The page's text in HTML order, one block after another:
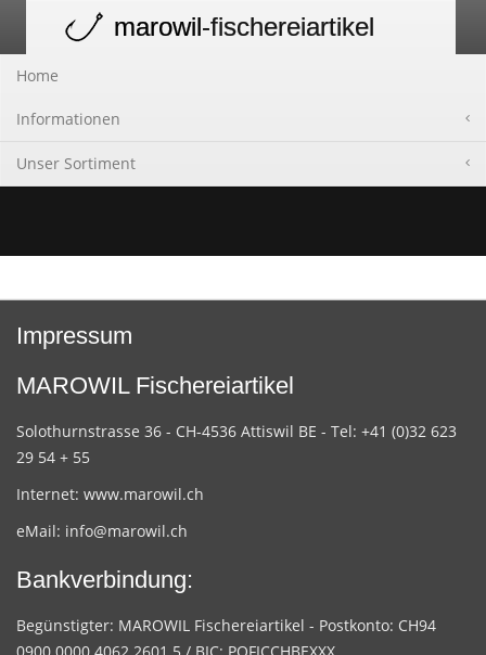
navigation
marowil-fischereiartikel
Home
Informationen
Unser Sortiment
Impressum
MAROWIL Fischereiartikel
Solothurnstrasse 36 - CH-4536 Attiswil BE - Tel: +41 (0)32 623
29 54 + 55
Internet: www.marowil.ch
eMail: info@marowil.ch
Bankverbindung:
Begünstigter: MAROWIL Fischereiartikel - Postkonto: CH94